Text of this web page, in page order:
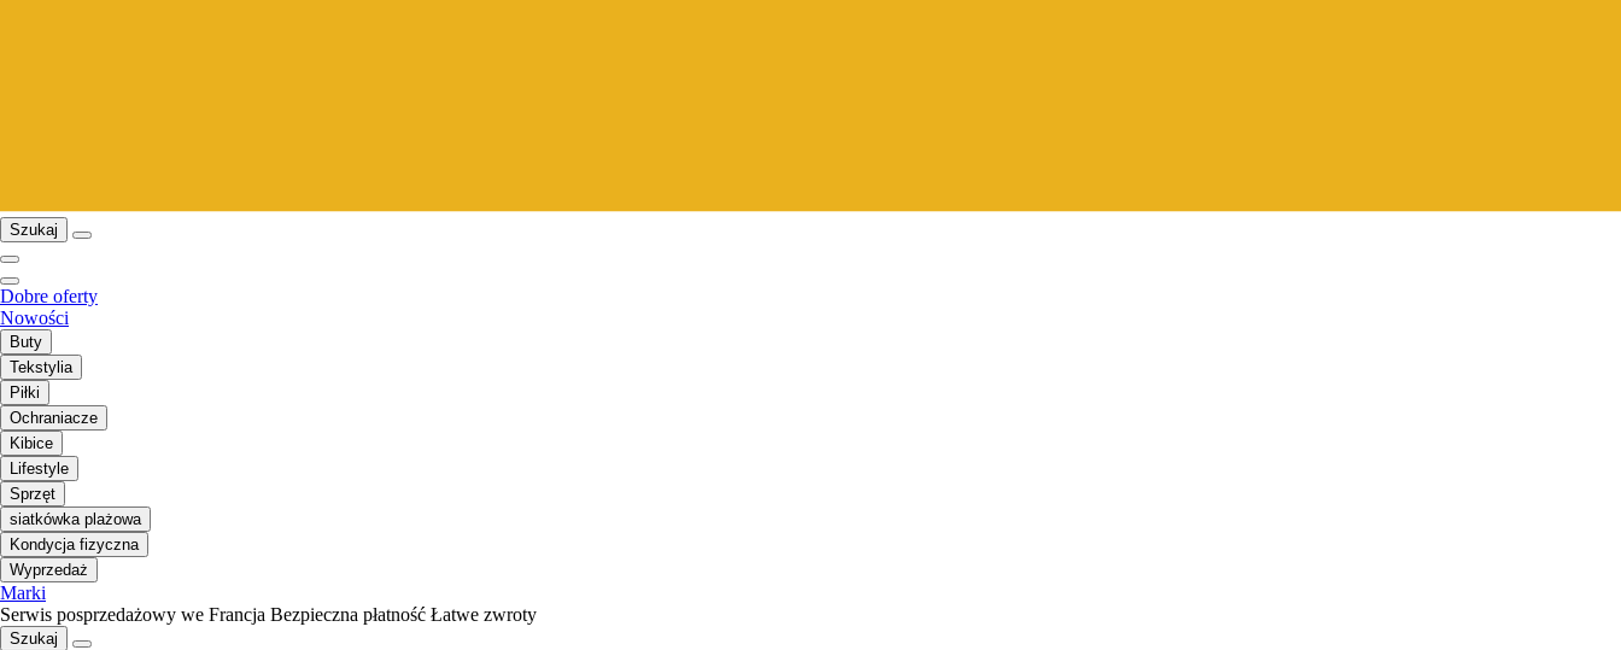
Szukaj
Dobre oferty
Nowości
Buty
Tekstylia
Piłki
Ochraniacze
Kibice
Lifestyle
Sprzęt
siatkówka plażowa
Kondycja fizyczna
Wyprzedaż
Marki
Serwis posprzedażowy we Francja Bezpieczna płatność Łatwe zwroty
Szukaj